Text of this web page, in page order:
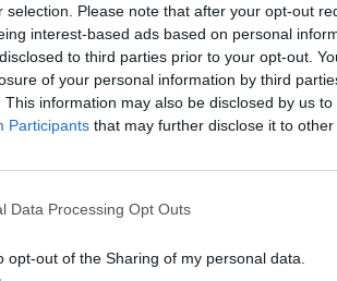
selection. Please note that after your opt-out
interest-based ads based on personal
to third parties prior to your opt-out.
of your personal information by third
This information may also be disclosed by us
Participants that may further disclose it to other
Data Processing Opt Outs
opt-out of the Sharing of my personal data.
Vagabondaria:Si ma poi ti fai 5 gg di
obbligatoria
2 Aprile 2021 alle ore 07:10 Ti stimo · Rispondi